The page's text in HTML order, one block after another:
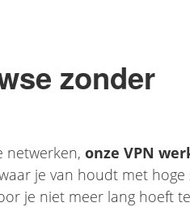
zonder
netwerken, onze VPN
je van houdt met
je niet meer lang hoeft